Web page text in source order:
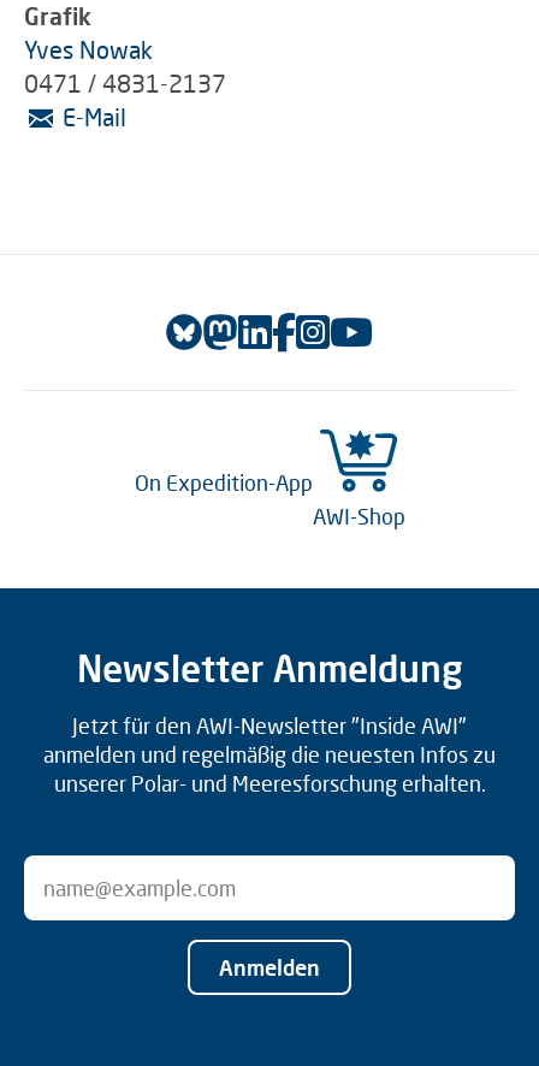
Grafik
Yves Nowak
0471 / 4831-2137
E-Mail
On Expedition-App
AWI-Shop
Newsletter Anmeldung
Jetzt für den AWI-Newsletter "Inside AWI"
anmelden und regelmäßig die neuesten Infos zu
unserer Polar- und Meeresforschung erhalten.
Anmelden